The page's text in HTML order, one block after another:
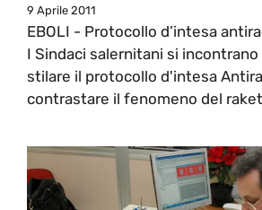
9 Aprile 2011
EBOLI - Protocollo d’intesa
I Sindaci salernitani si incontrano
stilare il protocollo d'intesa
contrastare il fenomeno del